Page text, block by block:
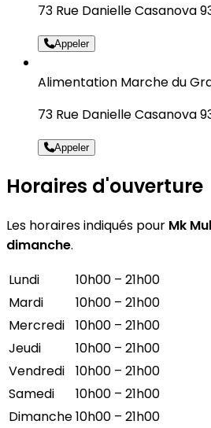
73 Rue Danielle Casanova
Appeler
Alimentation Marche du
73 Rue Danielle Casanova
Appeler
Horaires d'ouverture
Les horaires indiqués pour Mk
dimanche.
Lundi
10h00 – 21h00
Mardi
10h00 – 21h00
Mercredi
10h00 – 21h00
Jeudi
10h00 – 21h00
Vendredi
10h00 – 21h00
Samedi
10h00 – 21h00
Dimanche10h00 – 21h00